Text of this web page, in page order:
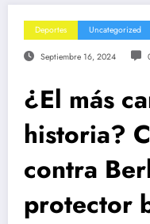
Deportes Uncategorized
Septiembre 16, 2024
¿El más
historia?
contra
protector